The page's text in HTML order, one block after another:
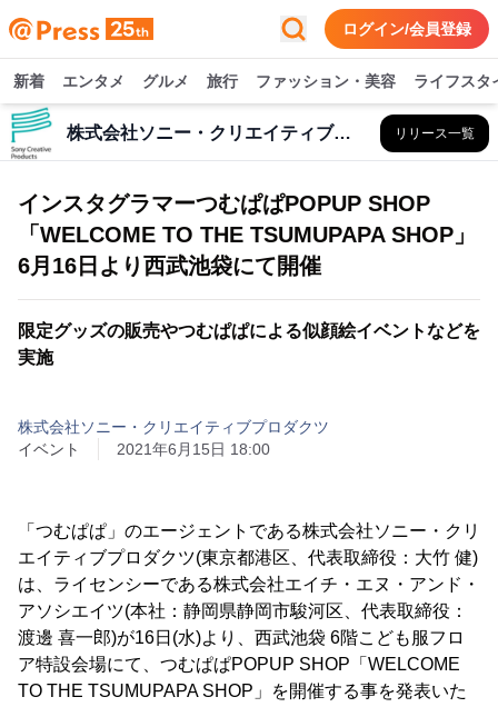
ログイン/会員登録
新着 エンタメ グルメ 旅行 ファッション・美容 ライフスタ
株式会社ソニー・クリエイティブプロダクツ リリース一覧
インスタグラマーつむぱぱPOPUP SHOP
「WELCOME TO THE TSUMUPAPA SHOP」
6月16日より西武池袋にて開催
限定グッズの販売やつむぱぱによる似顔絵イベントなどを
実施
株式会社ソニー・クリエイティブプロダクツ
イベント
2021年6月15日 18:00
「つむぱぱ」のエージェントである株式会社ソニー・クリ
エイティブプロダクツ(東京都港区、代表取締役：大竹 健)
は、ライセンシーである株式会社エイチ・エヌ・アンド・
アソシエイツ(本社：静岡県静岡市駿河区、代表取締役：
渡邊 喜一郎)が16日(水)より、西武池袋 6階こども服フロ
ア特設会場にて、つむぱぱPOPUP SHOP「WELCOME
TO THE TSUMUPAPA SHOP」を開催する事を発表いた